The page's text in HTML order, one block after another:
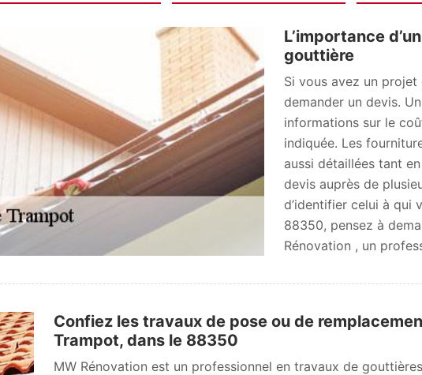
L’importance
gouttière
Si vous avez un
demander un devis.
informations sur le
indiquée. Les
aussi détaillées tant
devis auprès de
d’identifier celui à qui
88350, pensez à
Rénovation , un
Confiez les travaux de pose ou de
Trampot, dans le 88350
MW Rénovation est un professionnel en travaux de